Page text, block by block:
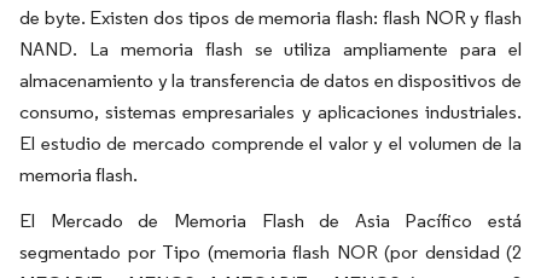
de byte. Existen dos tipos de memoria flash: flash NOR y flash
NAND. La memoria flash se utiliza ampliamente para el
almacenamiento y la transferencia de datos en dispositivos de
consumo, sistemas empresariales y aplicaciones industriales.
El estudio de mercado comprende el valor y el volumen de la
memoria flash.
El Mercado de Memoria Flash de Asia Pacífico está
segmentado por Tipo (memoria flash NOR (por densidad (2